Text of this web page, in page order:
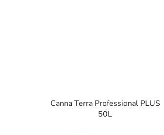
Canna Terra Professional PLUS
50L